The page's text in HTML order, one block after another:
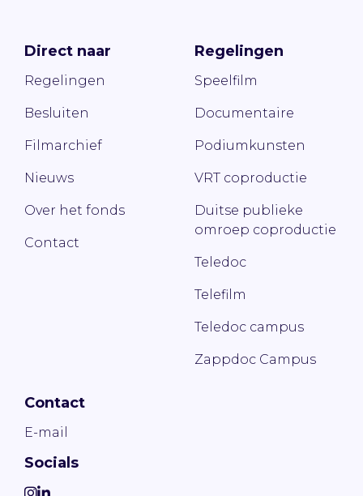
Direct naar
Regelingen
Besluiten
Filmarchief
Nieuws
Over het fonds
Contact
Regelingen
Speelfilm
Documentaire
Podiumkunsten
VRT coproductie
Duitse publieke
omroep coproductie
Teledoc
Telefilm
Teledoc campus
Zappdoc Campus
Contact
E-mail
Socials